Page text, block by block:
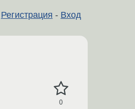
Регистрация - Вход
0